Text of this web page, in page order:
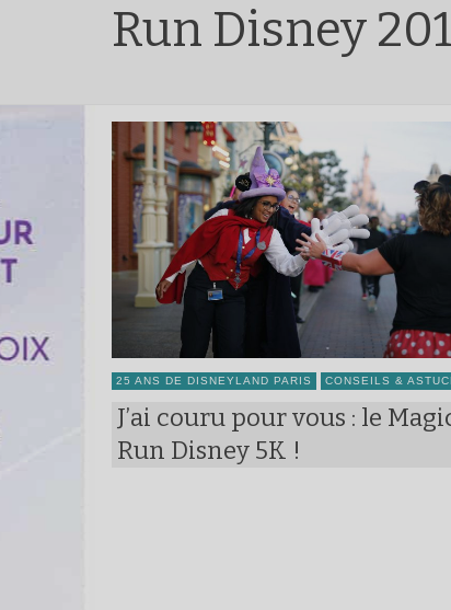
Run Disney
25 ANS DE DISNEYLAND PARIS CONSEILS &
J’ai couru pour vous : le
Run Disney 5K !